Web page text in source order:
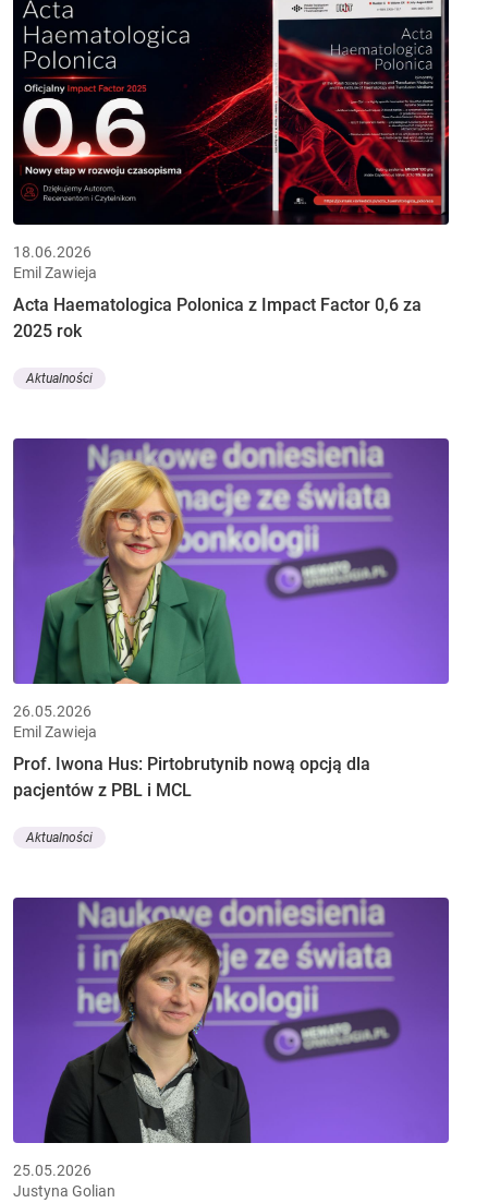
18.06.2026
Emil Zawieja
Acta Haematologica Polonica z Impact Factor 0,6 za
2025 rok
Aktualności
26.05.2026
Emil Zawieja
Prof. Iwona Hus: Pirtobrutynib nową opcją dla
pacjentów z PBL i MCL
Aktualności
25.05.2026
Justyna Golian